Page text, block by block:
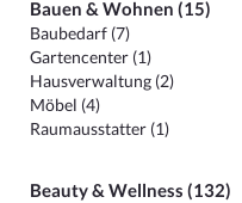
Bauen & Wohnen (15)
Baubedarf (7)
Gartencenter (1)
Hausverwaltung (2)
Möbel (4)
Raumausstatter (1)
Beauty & Wellness (132)